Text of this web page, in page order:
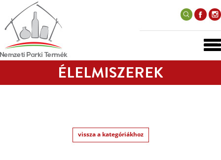
ÉLELMISZEREK
vissza a kategóriákhoz